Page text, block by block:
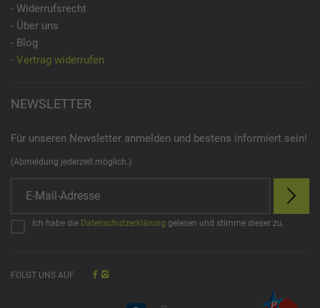
- Widerrufsrecht
- Über uns
- Blog
- Vertrag widerrufen
NEWSLETTER
Für unseren Newsletter anmelden und bestens informiert sein!
(Abmeldung jederzeit möglich.)
Ich habe die Datenschutzerklärung gelesen und stimme dieser zu.
FOLGT UNS AUF